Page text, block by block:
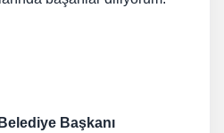
Başkanı